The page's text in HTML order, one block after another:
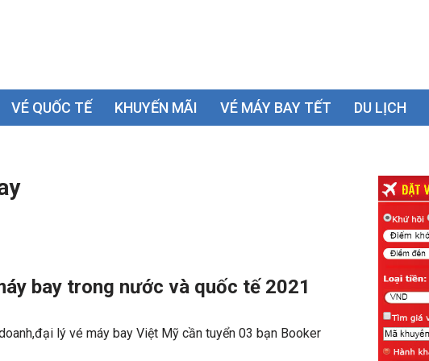
VÉ QUỐC TẾ KHUYẾN MÃI VÉ MÁY BAY TẾT DU LỊCH
bay trong nước và quốc tế 2021
lý vé máy bay Việt Mỹ cần tuyển 03 bạn Booker